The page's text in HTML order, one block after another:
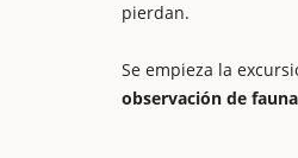
pierdan.
Se empieza la
observación de